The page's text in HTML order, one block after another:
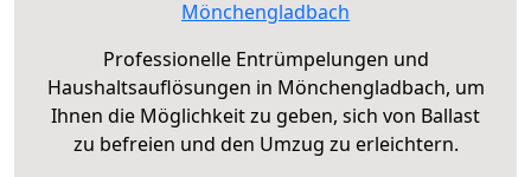
Mönchengladbach
Professionelle Entrümpelungen und
Haushaltsauflösungen in Mönchengladbach, um
Ihnen die Möglichkeit zu geben, sich von Ballast
zu befreien und den Umzug zu erleichtern.